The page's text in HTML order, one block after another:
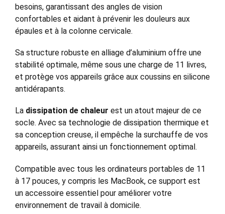
besoins, garantissant des angles de vision
confortables et aidant à prévenir les douleurs aux
épaules et à la colonne cervicale.
Sa structure robuste en alliage d’aluminium offre une
stabilité optimale, même sous une charge de 11 livres,
et protège vos appareils grâce aux coussins en silicone
antidérapants.
La dissipation de chaleur est un atout majeur de ce
socle. Avec sa technologie de dissipation thermique et
sa conception creuse, il empêche la surchauffe de vos
appareils, assurant ainsi un fonctionnement optimal.
Compatible avec tous les ordinateurs portables de 11
à 17 pouces, y compris les MacBook, ce support est
un accessoire essentiel pour améliorer votre
environnement de travail à domicile.